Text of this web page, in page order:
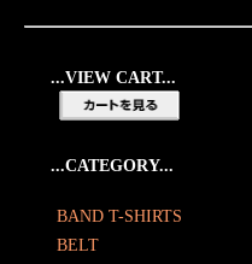
...VIEW CART...
...CATEGORY...
BAND T-SHIRTS
BELT